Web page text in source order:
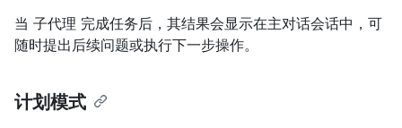
当 子代理 完成任务后，其结果会显示在主对话会话中，可
随时提出后续问题或执行下一步操作。
计划模式